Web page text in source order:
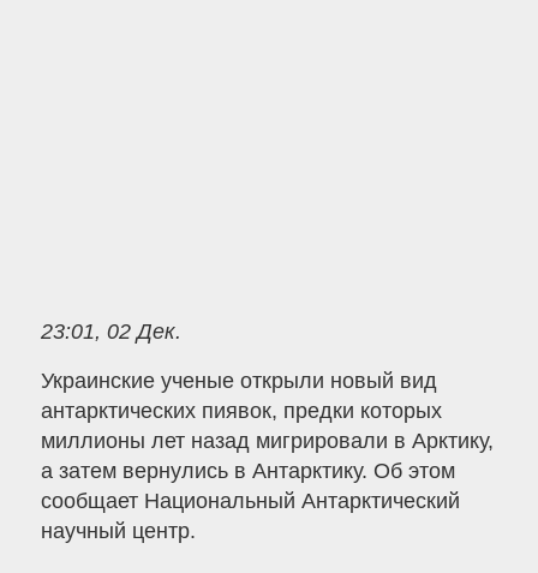
23:01, 02 Дек.
Украинские ученые открыли новый вид
антарктических пиявок, предки которых
миллионы лет назад мигрировали в Арктику,
а затем вернулись в Антарктику. Об этом
сообщает Национальный Антарктический
научный центр.